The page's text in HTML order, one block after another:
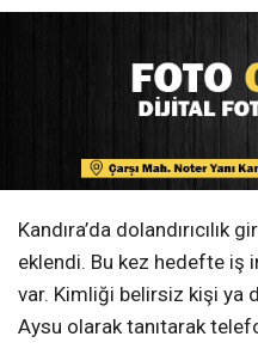
Kandıra’da
eklendi. Bu kez hedefte iş
var. Kimliği belirsiz kişi ya
Aysu olarak tanıtarak